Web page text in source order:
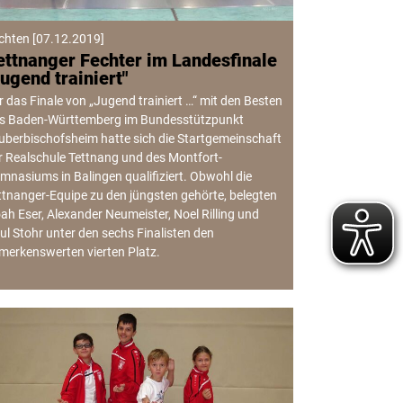
[07.12.2019]
Fechter im Landesfinale
trainiert"
das Finale von „Jugend trainiert …“ mit den Besten
Baden-Württemberg im Bundesstützpunkt
hatte sich die Startgemeinschaft
Realschule Tettnang und des Montfort-
in Balingen qualifiziert. Obwohl die
Equipe zu den jüngsten gehörte, belegten
Eser, Alexander Neumeister, Noel Rilling und
Stohr unter den sechs Finalisten den
vierten Platz.